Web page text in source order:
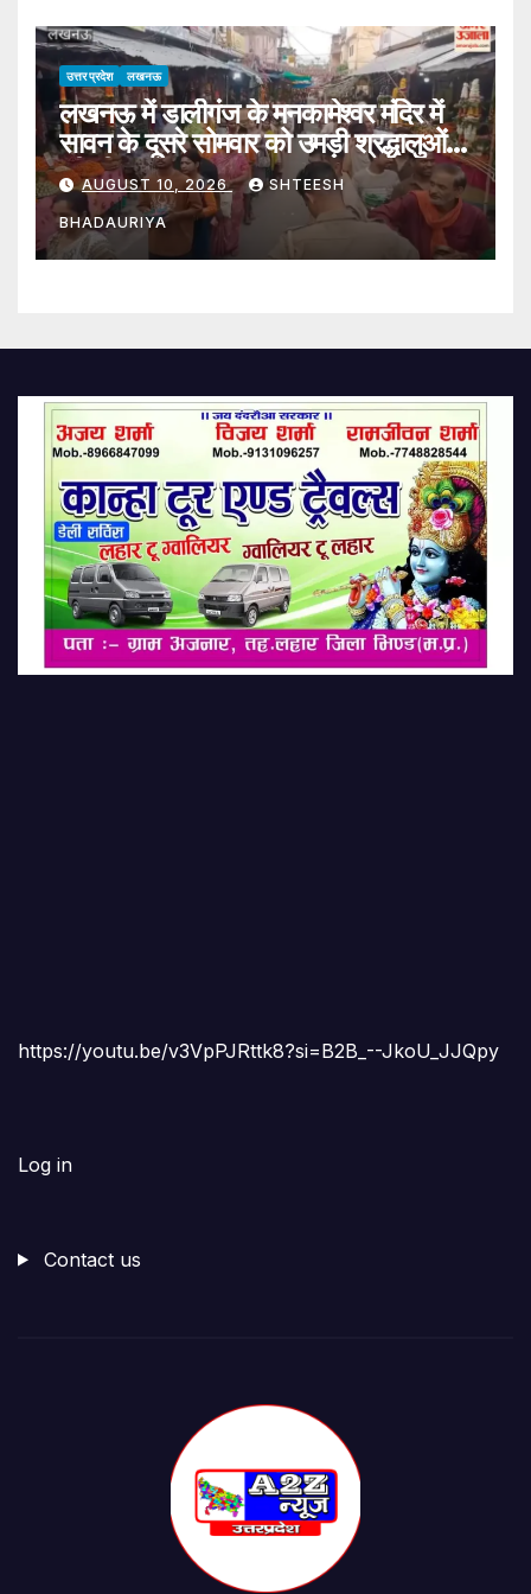
उत्तर प्रदेश लखनऊ
लखनऊ में डालीगंज के मनकामेश्वर मंदिर में
सावन के दूसरे सोमवार को उमड़ी श्रद्धालुओं
की भीड़
AUGUST 10, 2026 SHTEESH
BHADAURIYA
https://youtu.be/v3VpPJRttk8?si=B2B_--JkoU_JJQpy
Log in
Contact us